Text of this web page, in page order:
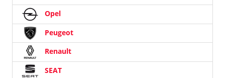
Opel
Peugeot
Renault
SEAT